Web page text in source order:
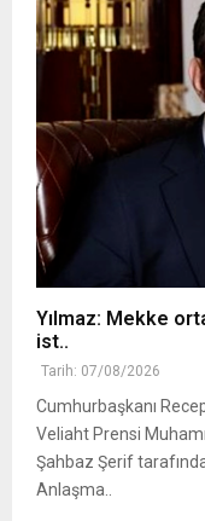
Yılmaz: Mekke
ist..
Tarih: 07/08/2026
Cumhurbaşkanı
Veliaht Prensi
Şahbaz Şerif
Anlaşma..